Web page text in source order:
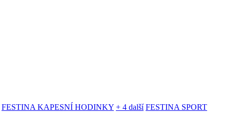
FESTINA KAPESNÍ HODINKY + 4 další FESTINA SPORT